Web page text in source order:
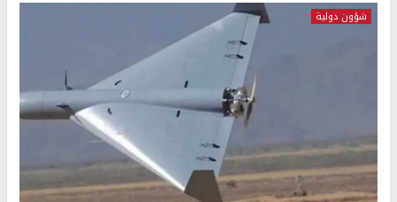
شؤون دولية